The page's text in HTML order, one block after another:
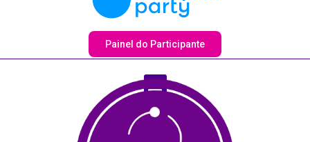
Painel do Participante